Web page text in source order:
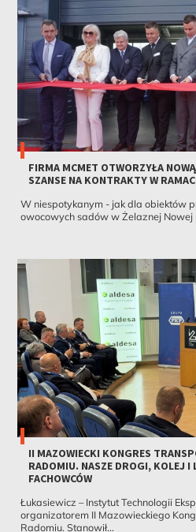
FIRMA MCMET OTWORZYŁA
SZANSE NA KONTRAKTY W
W niespotykanym - jak dla obiektów
owocowych sadów w Żelaznej Nowej
II MAZOWIECKI KONGRES
RADOMIU. NASZE DROGI, KOLEJ I
FACHOWCÓW
Łukasiewicz – Instytut Technologii
organizatorem II Mazowieckiego
Radomiu. Stanowił...